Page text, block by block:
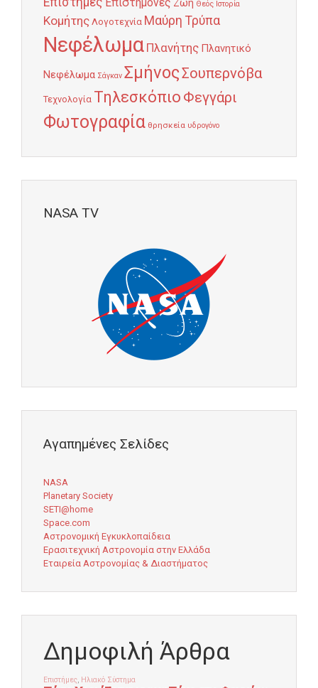
Ζωή Θεός Ιστορία
Κομήτης Λογοτεχνία Μαύρη Τρύπα
Νεφέλωμα Πλανήτης Πλανητικό
Νεφέλωμα Σάγκαν ΣμήνοςΣουπερνόβα
Τεχνολογία Τηλεσκόπιο Φεγγάρι
Φωτογραφία θρησκεία υδρογόνο
NASA TV
Αγαπημένες Σελίδες
NASA
Planetary Society
SETI@home
Space.com
Αστρονομική Εγκυκλοπαίδεια
Ερασιτεχνική Αστρονομία στην Ελλάδα
Εταιρεία Αστρονομίας & Διαστήματος
Δημοφιλή Άρθρα